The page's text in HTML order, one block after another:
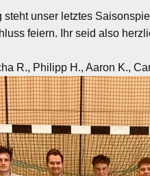
steht unser letztes
feiern. Ihr seid also
R., Philipp H., Aaron K.,